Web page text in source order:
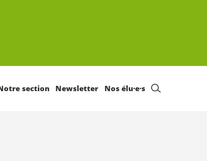
section Newsletter Nos élu·e·s